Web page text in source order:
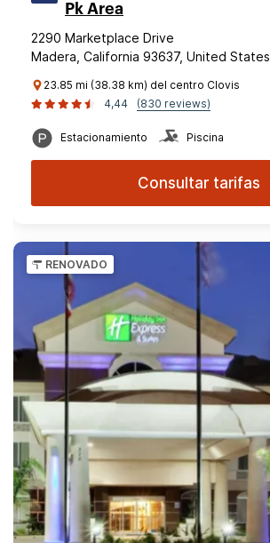
Pk Area
2290 Marketplace Drive
Madera, California 93637, United States
23.85 mi (38.38 km) del centro Clovis
4,44
(830 reviews)
Estacionamiento Piscina
Consultar tarifas
RENOVADO